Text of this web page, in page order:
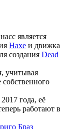
является
Haxe и движка
создания Dead
учитывая
собственного
года, её
работают в
Браз